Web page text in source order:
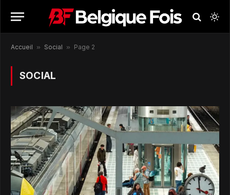
Accueil » Social » Page 2
SOCIAL